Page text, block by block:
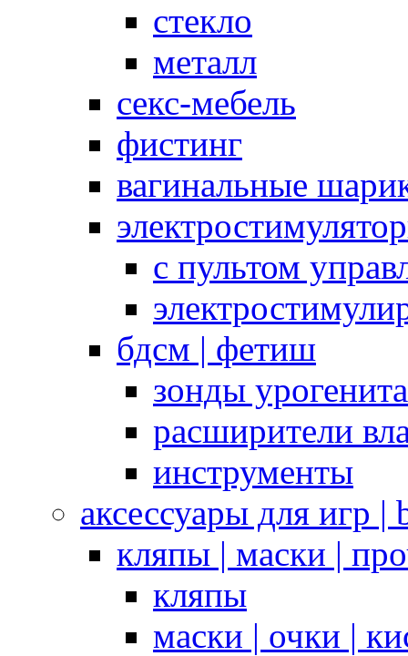
стекло
металл
секс-мебель
фистинг
вагинальные
с пультом
бдсм | фетиш
зонды
расширители
инструменты
аксессуары для игр |
кляпы | маски |
кляпы
маски | очки |